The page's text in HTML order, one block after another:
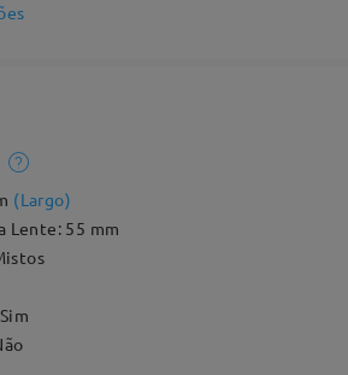
(Largo)
Lente: 55 mm
Sim